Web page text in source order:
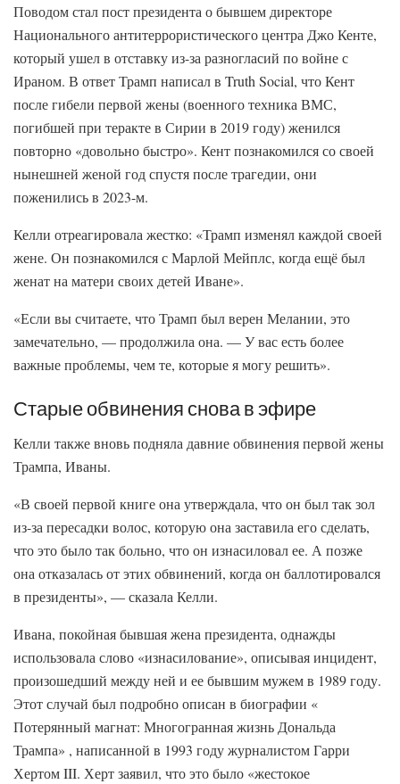
Поводом стал пост президента о бывшем директоре
Национального антитеррористического центра Джо Кенте,
который ушел в отставку из-за разногласий по войне с
Ираном. В ответ Трамп написал в Truth Social, что Кент
после гибели первой жены (военного техника ВМС,
погибшей при теракте в Сирии в 2019 году) женился
повторно «довольно быстро». Кент познакомился со своей
нынешней женой год спустя после трагедии, они
поженились в 2023-м.
Келли отреагировала жестко: «Трамп изменял каждой своей
жене. Он познакомился с Марлой Мейплс, когда ещё был
женат на матери своих детей Иване».
«Если вы считаете, что Трамп был верен Мелании, это
замечательно, — продолжила она. — У вас есть более
важные проблемы, чем те, которые я могу решить».
Старые обвинения снова в эфире
Келли также вновь подняла давние обвинения первой жены
Трампа, Иваны.
«В своей первой книге она утверждала, что он был так зол
из-за пересадки волос, которую она заставила его сделать,
что это было так больно, что он изнасиловал ее. А позже
она отказалась от этих обвинений, когда он баллотировался
в президенты», — сказала Келли.
Ивана, покойная бывшая жена президента, однажды
использовала слово «изнасилование», описывая инцидент,
произошедший между ней и ее бывшим мужем в 1989 году.
Этот случай был подробно описан в биографии «
Потерянный магнат: Многогранная жизнь Дональда
Трампа» , написанной в 1993 году журналистом Гарри
Хертом III. Херт заявил, что это было «жестокое